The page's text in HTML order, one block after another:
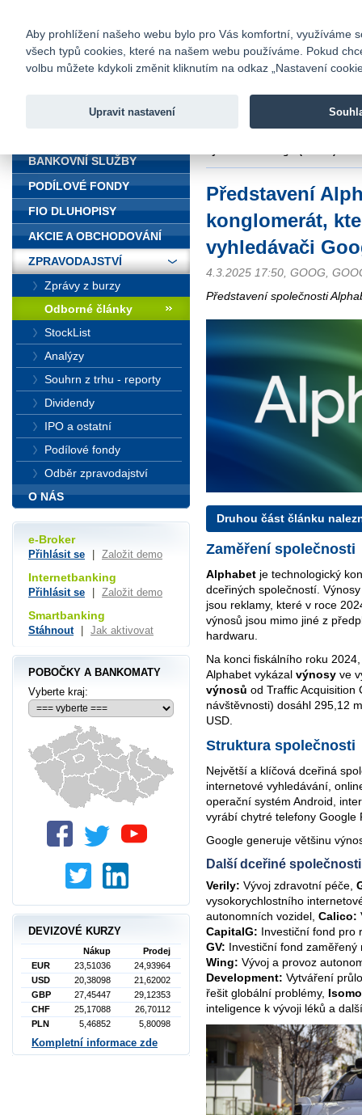
Fio banka
Fio banka
Představení
konglomerát,
vyhledávači
4.3.2025 17:50, GOOG,
Představení společnosti
Druhou část článku
Zaměření společnosti
Alphabet je technologický
dceřiných společností.
jsou reklamy, které v roce
výnosů jsou mimo jiné z
hardwaru.
Na konci fiskálního roku
Alphabet vykázal výnosy ve
výnosů od Traffic Acquisition
návštěvnosti) dosáhl 295,12
USD.
Struktura společnosti
Největší a klíčová dceřiná
internetové vyhledávání,
operační systém Android,
vyrábí chytré telefony Google
Google generuje většinu
Další dceřiné společnosti
Verily: Vývoj zdravotní péče,
vysokorychlostního
autonomních vozidel, Calico:
CapitalG: Investiční fond pro
GV: Investiční fond
Wing: Vývoj a provoz
Development: Vytváření
řešit globální problémy,
inteligence k vývoji léků a
BANKOVNÍ SLUŽBY
PODÍLOVÉ FONDY
FIO DLUHOPISY
AKCIE A OBCHODOVÁNÍ
ZPRAVODAJSTVÍ
Zprávy z burzy
Odborné články
StockList
Analýzy
Souhrn z trhu - reporty
Dividendy
IPO a ostatní
Podílové fondy
Odběr zpravodajství
O NÁS
e-Broker
Přihlásit se Založit demo
Internetbanking
Přihlásit se Založit demo
Smartbanking
Stáhnout Jak aktivovat
POBOČKY A BANKOMATY
Vyberte kraj:
DEVIZOVÉ KURZY
Nákup
Prodej
EUR
23,51036
24,93964
USD
20,38098
21,62002
GBP
27,45447
29,12353
CHF
25,17088
26,70112
PLN
5,46852 5,80098
Kompletní informace zde
Aby prohlížení našeho webu bylo pro Vás komfortní, využíváme
všech typů cookies, které na našem webu používáme. Pokud
volbu můžete kdykoli změnit kliknutím na odkaz „Nastavení
Upravit nastavení